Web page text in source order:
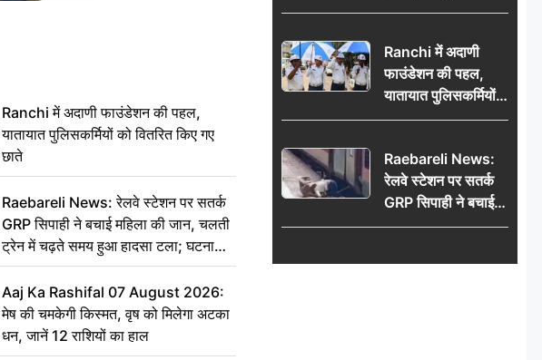
Ranchi में अदाणी फाउंडेशन की पहल,
यातायात पुलिसकर्मियों को वितरित किए गए
छाते
Raebareli News: रेलवे स्टेशन पर सतर्क
GRP सिपाही ने बचाई महिला की जान, चलती
ट्रेन में चढ़ते समय हुआ हादसा टला; घटना
CCTV में कैद
Aaj Ka Rashifal 07 August 2026:
मेष की चमकेगी किस्मत, वृष को मिलेगा अटका
धन, जानें 12 राशियों का हाल
हुंकार, 12 अगस्त के
Ranchi में अदाणी
फाउंडेशन की पहल,
यातायात पुलिसकर्मियों
को वितरित किए गए छाते
Raebareli News:
रेलवे स्टेशन पर सतर्क
GRP सिपाही ने बचाई
महिला की जान, चलती
हादसा टला; घटना